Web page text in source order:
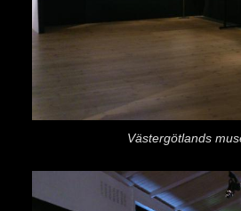
Västergötlands